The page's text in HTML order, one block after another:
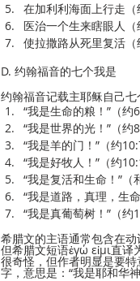
在加利利海面上行走（
医治一个生来瞎眼人（
使拉撒路从死里复活（
D. 约翰福音的七个我是
约翰福音记载主耶稣自己七
“我是生命的粮！”（约
“我是世界的光！”（约
“我是羊的门！”（约
“我是好牧人！”（约
“我是复活和生命！”（
“我是道路，真理，生
“我是真葡萄树！”（约
希腊文的主语通常包含在动
但希腊文短语ἐγώ εἰμι直
很奇怪，但作者明显是要
字，意思是：“我是耶和华